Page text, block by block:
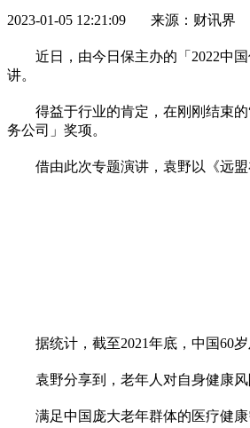
2023-01-05 12:21:09 来源：财讯界
近 日，由今日保主办的「2022中
讲。
得益于行业的肯定，在刚刚结束
务公司」奖项。
借由此次专题演讲，袁野以《远
据统计，截至2021年底，中国60
袁野分享到，老年人对自身健康
满足中国庞大老年群体的医疗健